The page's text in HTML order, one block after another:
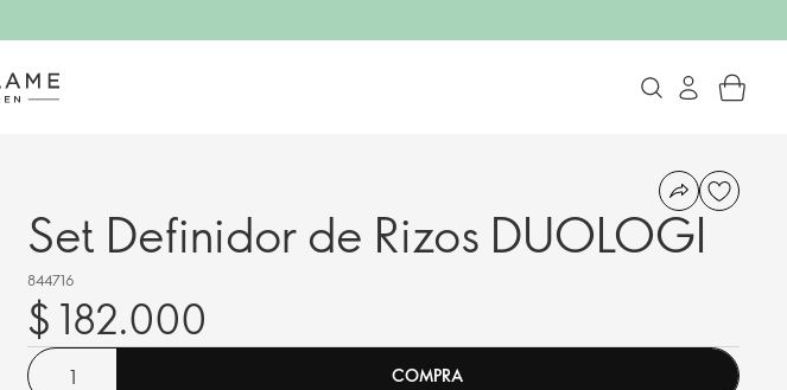
Set Definidor de Rizos DUOLOGI
844716
$ 182.000
COMPRA